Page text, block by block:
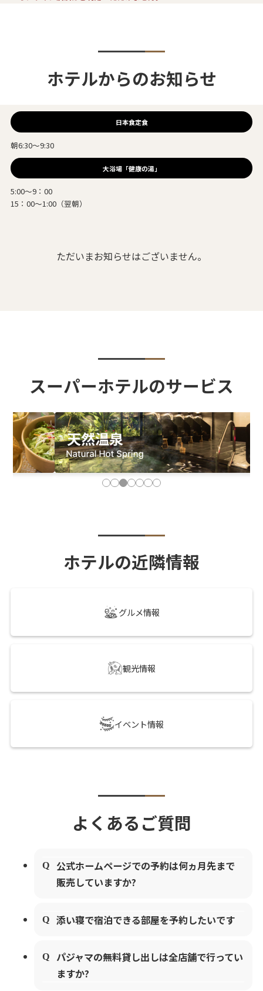
ホテルからのお知らせ
日本食定食
朝6:30～9:30
大浴場「健康の湯」
5:00～9：00
15：00～1:00（翌朝）
ただいまお知らせはございません。
スーパーホテルのサービス
ホテルの近隣情報
グルメ情報
観光情報
イベント情報
よくあるご質問
公式ホームページでの予約は何ヵ月先まで
販売していますか?
添い寝で宿泊できる部屋を予約したいです
パジャマの無料貸し出しは全店舗で行ってい
ますか?